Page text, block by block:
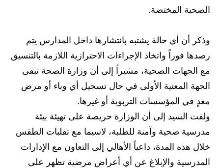
المرحلة المتوسطة
المرحلة الاعدادية
الجامعات
اخبار وقرارات وزارة التعليم
العالي
استمارة القبول المركزي
نتائج القبول المركزي
الصحية المختصة.
وذكر أن أي حالة يشتبه بانتشارها داخل المدارس يتم
رصدها فوراً واتخاذ الإجراءات الاحترازية اللازمة بالتنسيق
مع الجهات الصحية، مشيراً إلى أن وزارة الصحة تبقى
الجهة المعنية الأولى في حال تسجيل أي وباء أو مرض
معدٍ في المؤسسات التربوية أو غيرها.
ولفت السيد إلى أن الوزارة حريصة على تهيئة بيئة
مدرسية صحية وآمنة للطلبة، لاسيما مع تقلبات الطقس
خلال هذه المدة، داعياً الأهالي إلى التعاون مع الإدارات
المدرسية والإبلاغ عن أي أعراض مرضية تظهر على